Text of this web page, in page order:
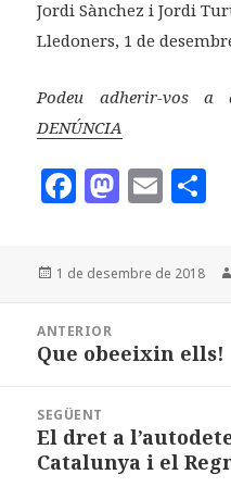
Jordi Sànchez i Jordi
Lledoners, 1 de
Podeu adherir-vos a
DENÚNCIA
F
c
e
b
o
k
M
to
d
n
E
l
m
p
rt
x
Publicat
1 de desembre de 2018
d'entrades
ANTERIOR
Entrada
Que obeeixin ells!
SEGÜENT
Entrada
següent:
El dret a
Catalunya i el